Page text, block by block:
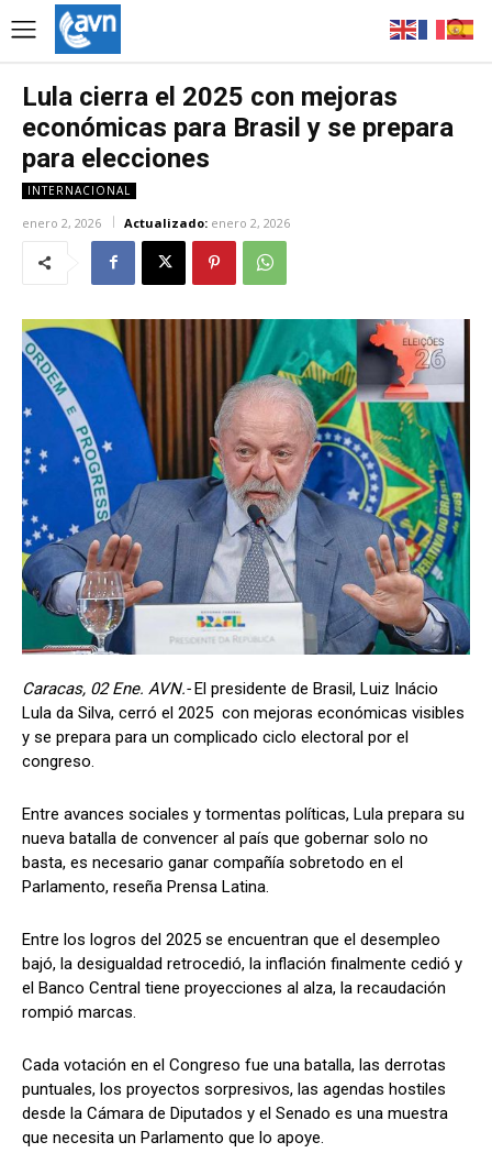
Lula cierra el 2025 con mejoras
económicas para Brasil y se prepara
para elecciones
INTERNACIONAL
enero 2, 2026 Actualizado: enero 2, 2026
Caracas, 02 Ene. AVN.-El presidente de Brasil, Luiz Inácio
Lula da Silva, cerró el 2025 con mejoras económicas visibles
y se prepara para un complicado ciclo electoral por el
congreso.
Entre avances sociales y tormentas políticas, Lula prepara su
nueva batalla de convencer al país que gobernar solo no
basta, es necesario ganar compañía sobretodo en el
Parlamento, reseña Prensa Latina.
Entre los logros del 2025 se encuentran que el desempleo
bajó, la desigualdad retrocedió, la inflación finalmente cedió y
el Banco Central tiene proyecciones al alza, la recaudación
rompió marcas.
Cada votación en el Congreso fue una batalla, las derrotas
puntuales, los proyectos sorpresivos, las agendas hostiles
desde la Cámara de Diputados y el Senado es una muestra
que necesita un Parlamento que lo apoye.